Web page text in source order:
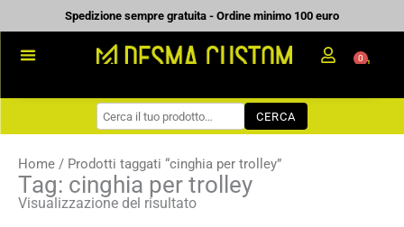
al
contenuto
Spedizione sempre gratuita - Ordine minimo 100 euro
WORKWEAR
COME ORDINARE
PREVENTIVI
0
CERCA
Home / Prodotti taggati “cinghia per trolley”
Tag: cinghia per trolley
Visualizzazione del risultato